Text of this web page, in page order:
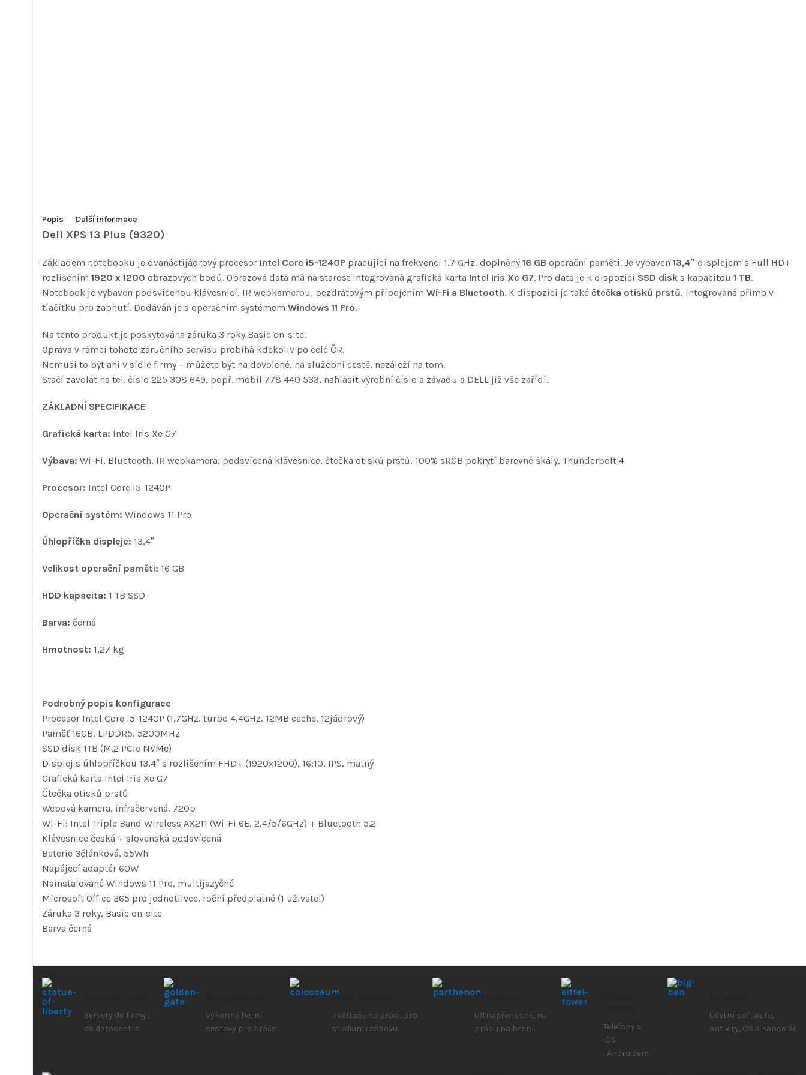
Popis Další informace
Dell XPS 13 Plus (9320)
Základem notebooku je dvanáctijádrový procesor Intel Core i5-1240P pracující na frekvenci 1,7 GHz, doplněný 16 GB operační paměti. Je vybaven 13,4″ displejem s Full HD+
rozlišením 1920 x 1200 obrazových bodů. Obrazová data má na starost integrovaná grafická karta Intel Iris Xe G7. Pro data je k dispozici SSD disk s kapacitou 1 TB.
Notebook je vybaven podsvícenou klávesnicí, IR webkamerou, bezdrátovým připojením Wi-Fi a Bluetooth. K dispozici je také čtečka otisků prstů, integrovaná přímo v
tlačítku pro zapnutí. Dodáván je s operačním systémem Windows 11 Pro.
Na tento produkt je poskytována záruka 3 roky Basic on-site.
Oprava v rámci tohoto záručního servisu probíhá kdekoliv po celé ČR.
Nemusí to být ani v sídle firmy – můžete být na dovolené, na služební cestě, nezáleží na tom.
Stačí zavolat na tel. číslo 225 308 649, popř. mobil 778 440 533, nahlásit výrobní číslo a závadu a DELL již vše zařídí.
ZÁKLADNÍ SPECIFIKACE
Grafická karta: Intel Iris Xe G7
Výbava: Wi-Fi, Bluetooth, IR webkamera, podsvícená klávesnice, čtečka otisků prstů, 100% sRGB pokrytí barevné škály, Thunderbolt 4
Procesor: Intel Core i5-1240P
Operační systém: Windows 11 Pro
Úhlopříčka displeje: 13,4″
Velikost operační paměti: 16 GB
HDD kapacita: 1 TB SSD
Barva: černá
Hmotnost: 1,27 kg
Podrobný popis konfigurace
Procesor Intel Core i5-1240P (1,7GHz, turbo 4,4GHz, 12MB cache, 12jádrový)
Paměť 16GB, LPDDR5, 5200MHz
SSD disk 1TB (M.2 PCIe NVMe)
Displej s úhlopříčkou 13,4″ s rozlišením FHD+ (1920×1200), 16:10, IPS, matný
Grafická karta Intel Iris Xe G7
Čtečka otisků prstů
Webová kamera, infračervená, 720p
Wi-Fi: Intel Triple Band Wireless AX211 (Wi-Fi 6E, 2,4/5/6GHz) + Bluetooth 5.2
Klávesnice česká + slovenská podsvícená
Baterie 3článková, 55Wh
Napájecí adaptér 60W
Nainstalované Windows 11 Pro, multijazyčné
Microsoft Office 365 pro jednotlivce, roční předplatné (1 uživatel)
Záruka 3 roky, Basic on-site
Barva černá
Servery do firmy i
do datacentra
Výkonné herní
sestavy pro hráče
Stolní počítače
Počítače na práci, pro
studium i zábavu
Notebooky
Ultra přenosné, na
práci i na hraní
Telefony s
iOS
i Androidem
Účetní software,
antiviry, OS a kancelář